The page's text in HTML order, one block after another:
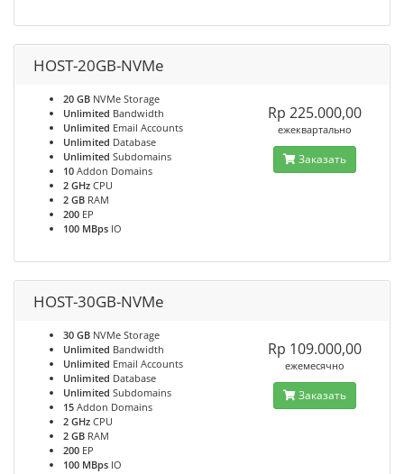
HOST-20GB-NVMe
20 GB NVMe Storage
Unlimited Bandwidth
Unlimited Email Accounts
Unlimited Database
Unlimited Subdomains
10 Addon Domains
2 GHz CPU
2 GB RAM
200 EP
100 MBps IO
Rp 225.000,00
ежеквартально
Заказать
HOST-30GB-NVMe
30 GB NVMe Storage
Unlimited Bandwidth
Unlimited Email Accounts
Unlimited Database
Unlimited Subdomains
15 Addon Domains
2 GHz CPU
2 GB RAM
200 EP
100 MBps IO
Rp 109.000,00
ежемесячно
Заказать